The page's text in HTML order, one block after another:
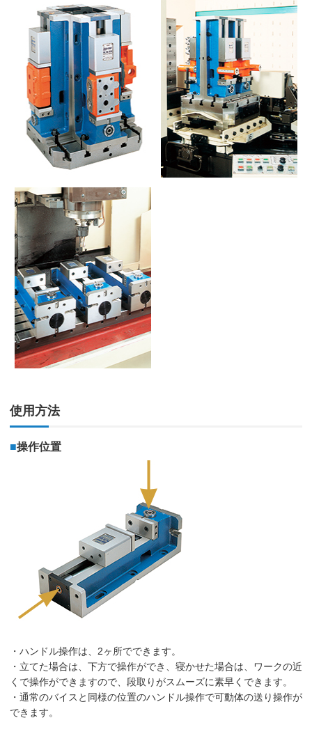
使用方法
■操作位置
・ハンドル操作は、2ヶ所でできます。
・立てた場合は、下方で操作ができ、寝かせた場合は、ワークの近
くで操作ができますので、段取りがスムーズに素早くできます。
・通常のバイスと同様の位置のハンドル操作で可動体の送り操作が
できます。